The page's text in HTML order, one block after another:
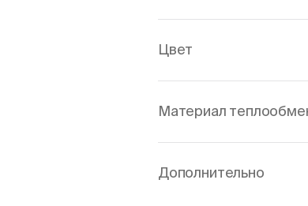
Цвет
Материал
Дополнительно